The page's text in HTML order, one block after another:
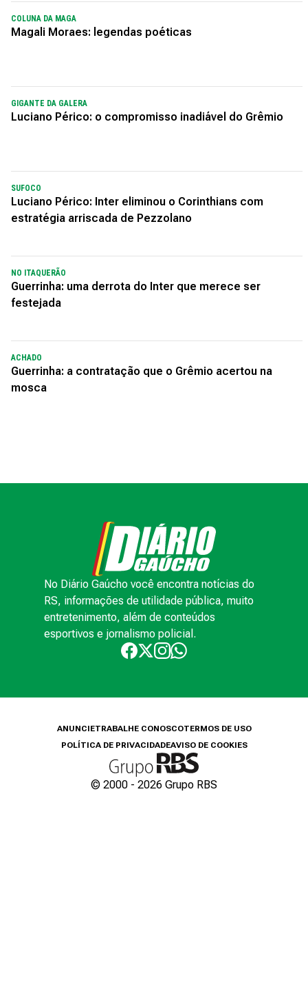
COLUNA DA MAGA
Magali Moraes: legendas poéticas
GIGANTE DA GALERA
Luciano Périco: o compromisso inadiável do Grêmio
SUFOCO
Luciano Périco: Inter eliminou o Corinthians com
estratégia arriscada de Pezzolano
NO ITAQUERÃO
Guerrinha: uma derrota do Inter que merece ser
festejada
ACHADO
Guerrinha: a contratação que o Grêmio acertou na
mosca
No Diário Gaúcho você encontra notícias do
RS, informações de utilidade pública, muito
entretenimento, além de conteúdos
esportivos e jornalismo policial.
ANUNCIETRABALHE CONOSCOTERMOS DE USO
POLÍTICA DE PRIVACIDADEAVISO DE COOKIES
© 2000 - 2026 Grupo RBS